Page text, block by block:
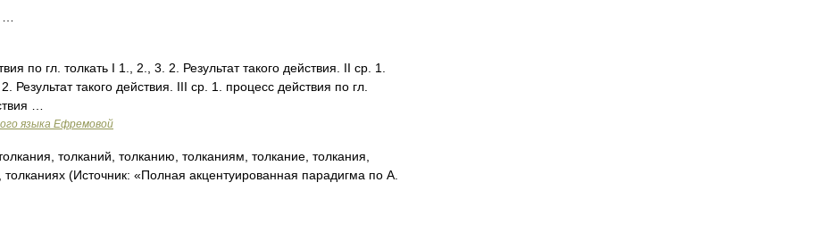
по гл. толкать I 1., 2., 3. 2. Результат такого действия. II ср. 1.
Результат такого действия. III ср. 1. процесс действия по гл.
…
языка Ефремовой
толканий, толканию, толканиям, толкание, толкания,
(Источник: «Полная акцентуированная парадигма по А.